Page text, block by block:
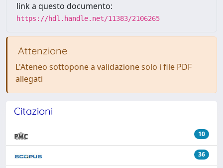
link a questo documento:
https://hdl.handle.net/11383/2106265
Attenzione
L'Ateneo sottopone a validazione solo i file PDF
allegati
Citazioni
10
36